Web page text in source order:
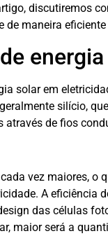
discutiremos
maneira
solar em
silício,
de fios
vez maiores, o
A eficiência
das células
maior será a